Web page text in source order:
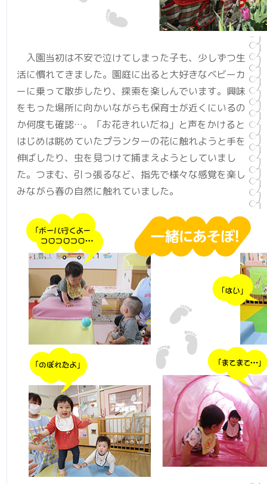
入園当初は不安で泣けてしまった子も、少しずつ生
活に慣れてきました。園庭に出ると大好きなベビーカ
ーに乗って散歩したり、探索を楽しんでいます。興味
をもった場所に向かいながらも保育士が近くにいるの
か何度も確認…。「お花きれいだね」と声をかけると
はじめは眺めていたプランターの花に触れようと手を
伸ばしたり、虫を見つけて捕まえようと していまし
た。つまむ、引っ張るなど、指先で様々な感覚を楽し
みながら春の自然に触れていました。